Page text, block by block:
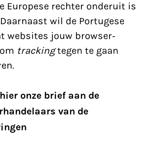
Europese rechter onderuit is
wil de Portugese
websites jouw browser-
trackingtegen te gaan
onze brief aan de
van de